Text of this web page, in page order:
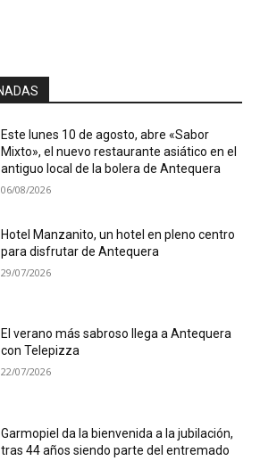
Este lunes 10 de agosto, abre «Sabor
Mixto», el nuevo restaurante asiático en el
antiguo local de la bolera de Antequera
06/08/2026
Hotel Manzanito, un hotel en pleno centro
para disfrutar de Antequera
29/07/2026
El verano más sabroso llega a Antequera
con Telepizza
22/07/2026
Garmopiel da la bienvenida a la jubilación,
tras 44 años siendo parte del entremado